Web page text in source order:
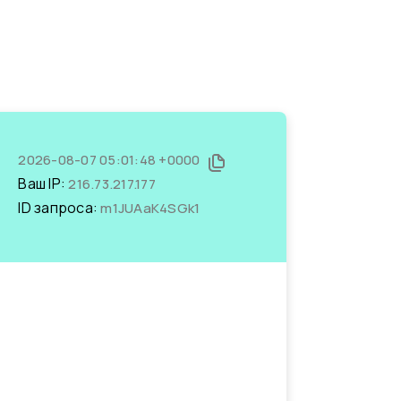
2026-08-07 05:01:48 +0000
Ваш IP:216.73.217.177
ID запроса:m1JUAaK4SGk1